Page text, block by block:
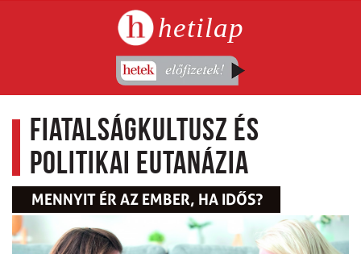
hetilap
Fiatalságkultusz és
politikai eutanázia
MENNYIT ÉR AZ EMBER, HA IDŐS?